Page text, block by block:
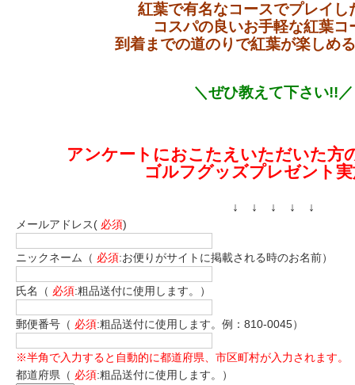
紅葉で有名なコースでプレイし
コスパの良いお手軽な紅葉コ
到着までの道のりで紅葉が楽しめ
＼ぜひ教えて下さい!!／
アンケートにおこたえいただいた方
ゴルフグッズプレゼント
↓ ↓ ↓ ↓ ↓
メールアドレス( 必須)
ニックネーム（ 必須:お便りがサイトに掲載される時のお名前）
氏名（ 必須:粗品送付に使用します。）
郵便番号（ 必須:粗品送付に使用します。例：810-0045）
※半角で入力すると自動的に都道府県、市区町村が入力されます。
都道府県（ 必須:粗品送付に使用します。）